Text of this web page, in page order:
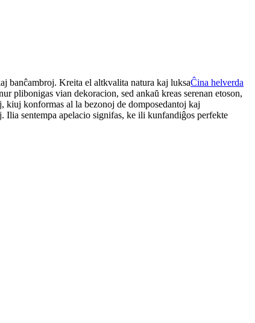
banĉambroj. Kreita el altkvalita natura kaj luksaĈina helverda
plibonigas vian dekoracion, sed ankaŭ kreas serenan etoson,
konformas al la bezonoj de domposedantoj kaj
sentempa apelacio signifas, ke ili kunfandiĝos perfekte